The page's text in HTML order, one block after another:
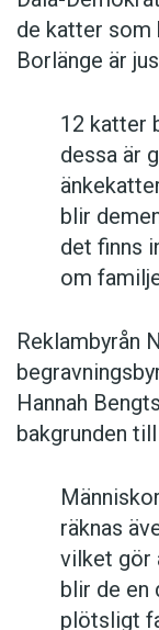
de katter
Borlänge är
12 katter
dessa är
blir
det finns
om
Reklambyrån
Hannah
bakgrunden
räknas
vilket gör
blir de en
plötsligt